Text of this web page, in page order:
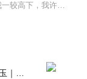
【冒泡有奖】听说杨千幻那厮要与我一较高下，我许七安要开始装叉了！快进入声音播放页戳下方输入框，冒个泡偷偷告诉我，我要用哪些诗词才能胜过他？说得好的，有赏！202...